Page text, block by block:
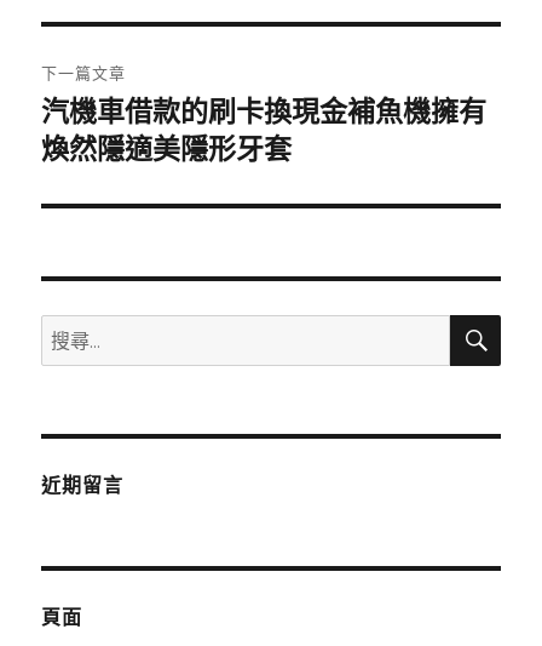
覽
文
章:
下一篇文章
下
一
文
汽機車借款的刷卡換現金補魚機擁有
煥然隱適美隱形牙套
搜
尋
鍵
搜
近期留言
頁面